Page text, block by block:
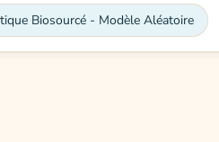
Biosourcé - Modèle Aléatoire